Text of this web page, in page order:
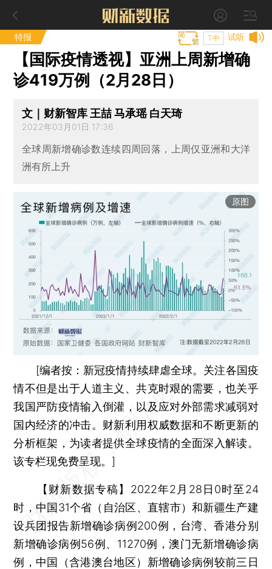
特报 试听
T中
【国际疫情透视】亚洲上周新增确
诊419万例（2月28日）
文｜财新智库 王喆 马承瑶 白天琦
2022年03月01日 17:36
全球周新增确诊数连续四周回落，上周仅亚洲和大洋
洲有所上升
原图
[编者按： 新冠疫情持续肆虐全球。关注各国疫
情不但是出于人道主义、共克时艰的需要，也关乎
我国严防疫情输入倒灌，以及应对外部需求减弱对
国内经济的冲击。财新利用权威数据和不断更新的
分析框架，为读者提供全球疫情的全面深入解读。
该专栏现免费呈现。]
【财新数据专稿】 2022年2月28日0时至24
时，中国31个省（自治区、直辖市）和新疆生产建
设兵团报告新增确诊病例200例，台湾、香港分别
新增确诊病例56例、11270例，澳门无新增确诊病
例，中国（含港澳台地区）新增确诊病例较前三日